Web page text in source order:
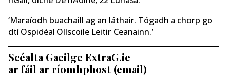
‘Maraíodh buachaill ag an láthair. Tógadh a chorp go
dtí Ospidéal Ollscoile Leitir Ceanainn.’
Scéalta Gaeilge ExtraG.ie
ar fáil ar ríomhphost (email)